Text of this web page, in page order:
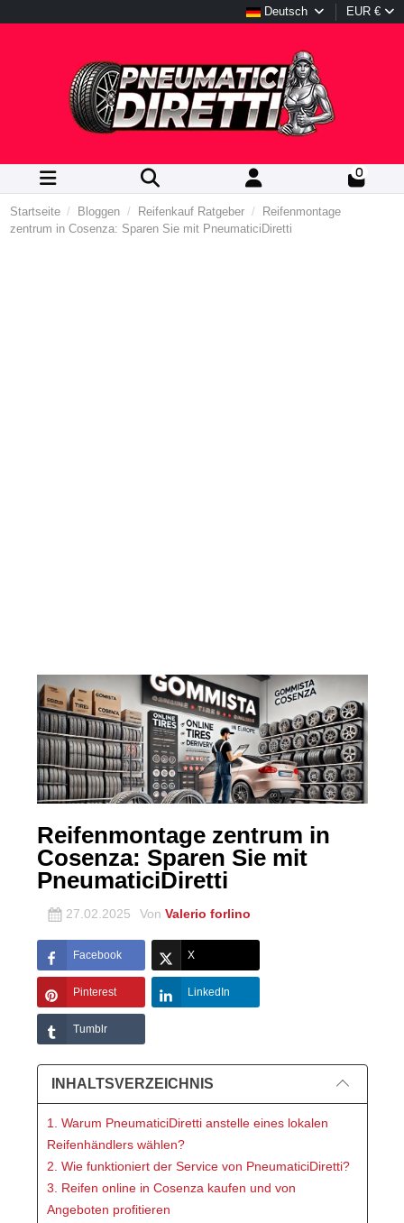
Deutsch EUR €
0
Startseite Bloggen Reifenkauf Ratgeber
Reifenmontage
zentrum in Cosenza: Sparen Sie mit PneumaticiDiretti
Reifenmontage zentrum in
Cosenza: Sparen Sie mit
PneumaticiDiretti
27.02.2025 Von Valerio forlino
Facebook X
Pinterest LinkedIn
Tumblr
INHALTSVERZEICHNIS
1. Warum PneumaticiDiretti anstelle eines lokalen
Reifenhändlers wählen?
2. Wie funktioniert der Service von PneumaticiDiretti?
3. Reifen online in Cosenza kaufen und von
Angeboten profitieren